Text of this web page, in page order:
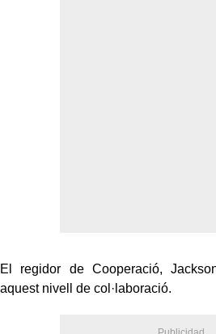
El regidor de Cooperació,
aquest nivell de col·laboració.